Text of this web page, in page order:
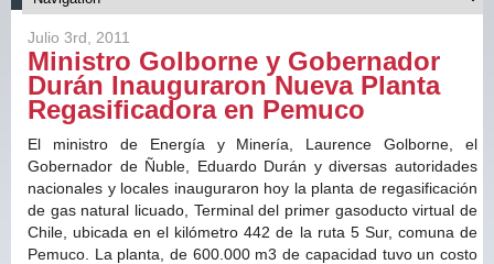
Julio 3rd, 2011
Ministro Golborne y Gobernador
Durán Inauguraron Nueva Planta
Regasificadora en Pemuco
El ministro de Energía y Minería, Laurence Golborne, el
Gobernador de Ñuble, Eduardo Durán y diversas autoridades
nacionales y locales inauguraron hoy la planta de regasificación
de gas natural licuado, Terminal del primer gasoducto virtual de
Chile, ubicada en el kilómetro 442 de la ruta 5 Sur, comuna de
Pemuco. La planta, de 600.000 m3 de capacidad tuvo un costo